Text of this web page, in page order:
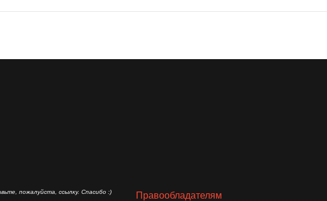
пожалуйста, ссылку. Спасибо :) Правообладателям